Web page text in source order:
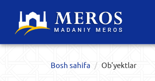
Bosh sahifa Ob'yektlar​